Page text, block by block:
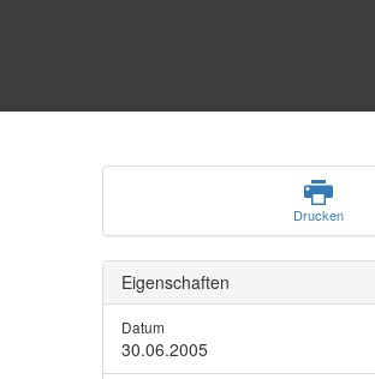
Drucken
Eigenschaften
Datum
30.06.2005